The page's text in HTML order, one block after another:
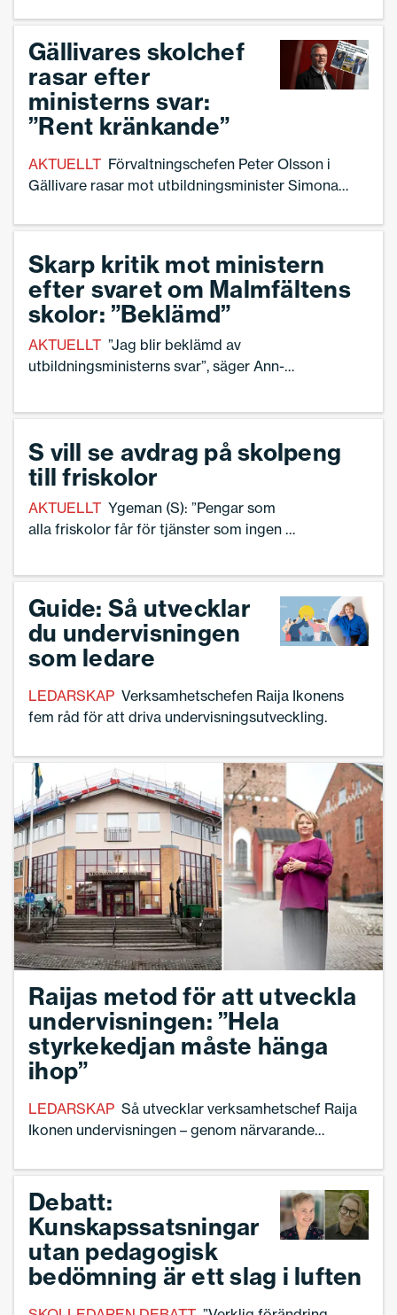
Kankare.
Gällivares skolchef
rasar efter
ministerns svar:
”Rent kränkande”
AKTUELLT Förvaltningschefen Peter Olsson i
Gällivare rasar mot utbildningsminister Simona
riksdagen kring den akuta skolsituationen i
Skarp kritik mot ministern
efter svaret om Malmfältens
skolor: ”Beklämd”
AKTUELLT ”Jag blir beklämd av
utbildningsministerns svar”, säger Ann-
förbundsordförande Sveriges
S vill se avdrag på skolpeng
till friskolor
AKTUELLT Ygeman (S): ”Pengar som
alla friskolor får för tjänster som ingen av
Guide: Så utvecklar
du undervisningen
som ledare
LEDARSKAP Verksamhetschefen Raija Ikonens
fem råd för att driva undervisningsutveckling.
Raijas metod för att utveckla
undervisningen: ”Hela
styrkekedjan måste hänga
ihop”
LEDARSKAP Så utvecklar verksamhetschef Raija
Ikonen undervisningen – genom närvarande
Debatt:
Kunskapssatsningar
utan pedagogisk
bedömning är ett slag i luften